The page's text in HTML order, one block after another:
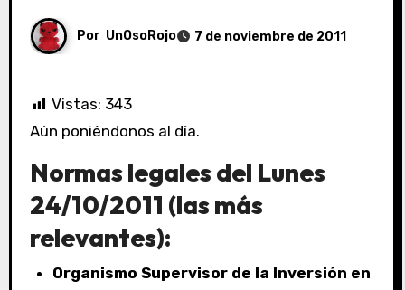
Por UnOsoRojo 7 de noviembre de 2011
Vistas: 343
Aún poniéndonos al día.
Normas legales del Lunes
24/10/2011 (las más
relevantes):
Organismo Supervisor de la Inversión en